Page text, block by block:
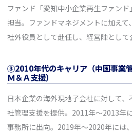
ファンド「愛知中小企業再生ファン
担当。ファンドマネジメントに加え
社外役員として赴任し、経営陣として
③2010年代のキャリア（中国事業
Ｍ＆Ａ支援）
日本企業の海外現地子会社に対して
社管理支援を提供。2011年～2013年
事務所に出向。2019年～2020年には